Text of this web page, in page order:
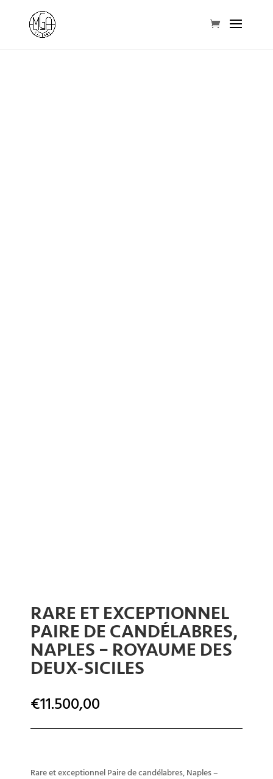
RARE ET EXCEPTIONNEL
PAIRE DE CANDÉLABRES,
NAPLES – ROYAUME DES
DEUX-SICILES
€11.500,00
Rare et exceptionnel Paire de candélabres, Naples –